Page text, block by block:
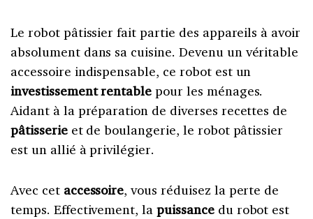
Le robot pâtissier fait partie des appareils à avoir
absolument dans sa cuisine. Devenu un véritable
accessoire indispensable, ce robot est un
investissement rentable pour les ménages.
Aidant à la préparation de diverses recettes de
pâtisserieet de boulangerie, le robot pâtissier
est un allié à privilégier.
Avec cet accessoire, vous réduisez la perte de
temps. Effectivement, lapuissancedu robot est